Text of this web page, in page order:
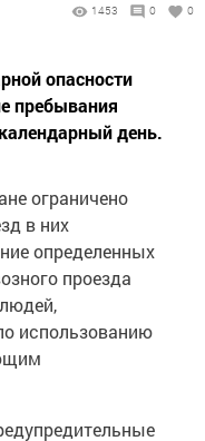
1453 0 0
опасности
пребывания
день.
ограничено
в них
определенных
проезда
использованию